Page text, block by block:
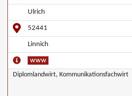
Ulrich
52441
Linnich
Diplomlandwirt, Kommunikationsfachwirt